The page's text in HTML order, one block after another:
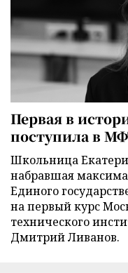
Первая в
поступила в
Школьница
набравшая
Единого
на первый курс
технического
Дмитрий Ливанов.